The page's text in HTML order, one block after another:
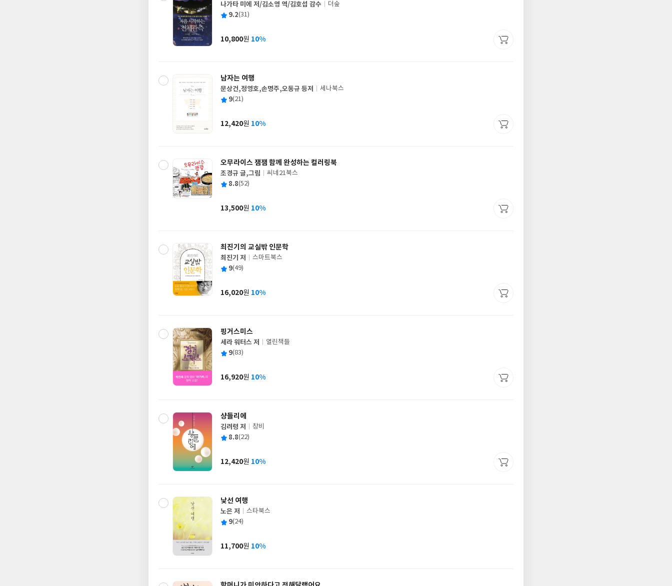
글
쓴
나가타 미에 저/김소영 역/김호섭 감수
출
사
더숲
평 9.2(31)
가
10,800원 10%
남자는 여행
글
쓴
문상건,정영호,손명주,오동규 등저
출
사
세나북스
평 9(21)
가
12,420원 10%
오무라이스 잼잼 함께 완성하는 컬러링북
글
쓴
조경규 글,그림
출
사
씨네21북스
평 8.8(52)
가
13,500원 10%
최진기의 교실밖 인문학
글
쓴
최진기 저
출
사
스마트북스
평 9(49)
가
16,020원 10%
핑거스미스
글
쓴
세라 워터스 저
출
사
열린책들
평 9(83)
가
16,920원 10%
샹들리에
글
쓴
김려령 저
출
사
창비
평 8.8(22)
가
12,420원 10%
낯선 여행
글
쓴
노은 저
출
사
스타북스
평 9(24)
가
11,700원 10%